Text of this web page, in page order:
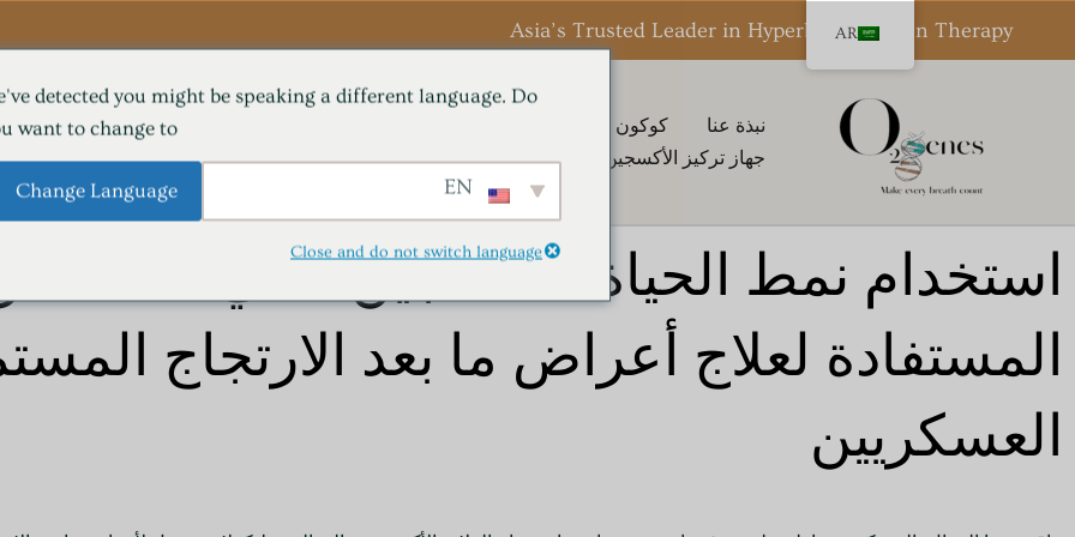
Asia’s Trusted Leader in Hyperbaric Oxygen Therapy
نبذة عنا كوكون HBOT كوكون® من O2genes بار الأكسجين
جهاز تركيز الأكسجين المحمول
مركز التعلم (المدونات) Contact Us
استخدام نمط الحياة للأكسجين عالي الضغط
المستفادة لعلاج أعراض ما بعد الارتجاج
العسكريين
AR
detected you might be speaking a different language. Do
want to change to:
Change Language
Close and do not switch language